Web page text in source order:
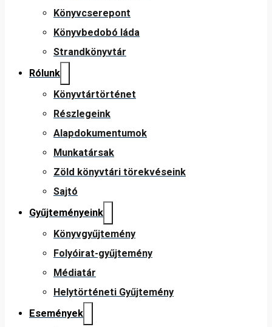
Könyvcserepont
Könyvbedobó láda
Strandkönyvtár
Rólunk
Könyvtártörténet
Részlegeink
Alapdokumentumok
Munkatársak
Zöld könyvtári törekvéseink
Sajtó
Gyűjteményeink
Könyvgyűjtemény
Folyóirat-gyűjtemény
Médiatár
Helytörténeti Gyűjtemény
Események